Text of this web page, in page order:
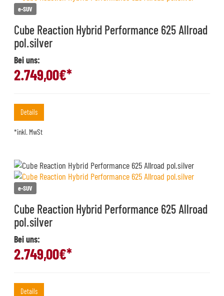
e-SUV
Cube Reaction Hybrid Performance 625 Allroad
pol.silver
Bei uns:
2.749,00€*
Details
*inkl. MwSt
e-SUV
Cube Reaction Hybrid Performance 625 Allroad
pol.silver
Bei uns:
2.749,00€*
Details